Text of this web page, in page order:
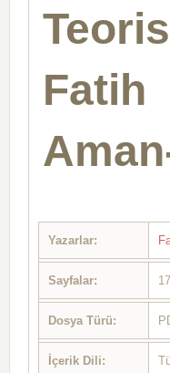
Fatih
Yazarlar:
Sayfalar: 17
Dosya Türü:
İçerik Dili: